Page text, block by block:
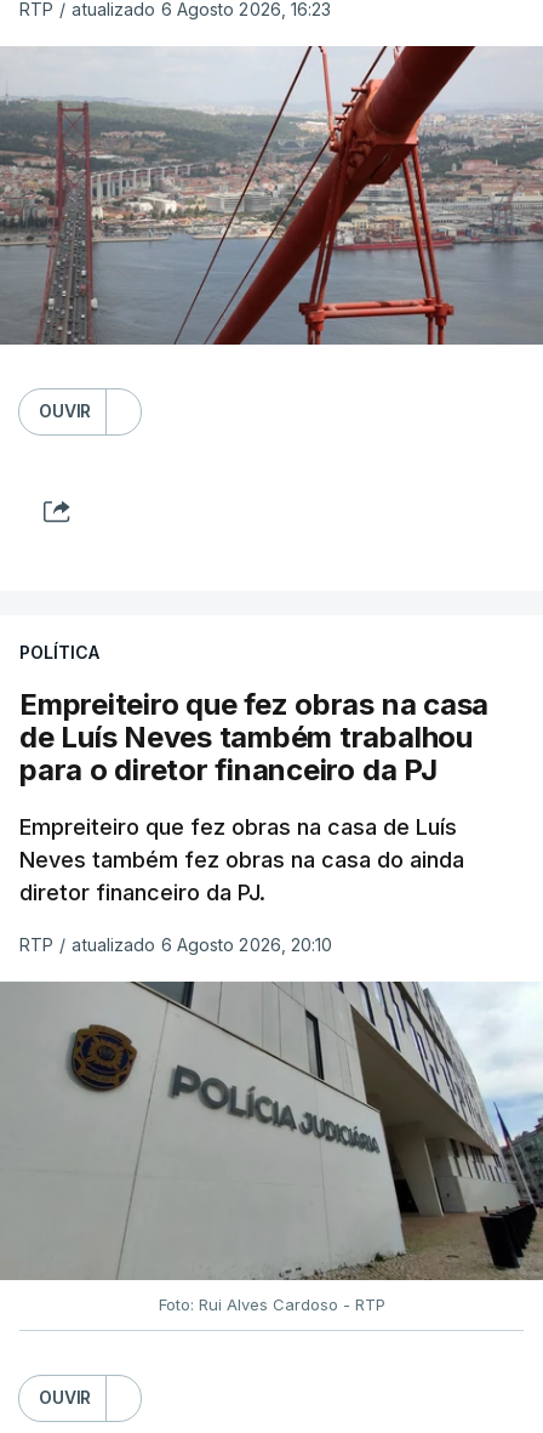
RTP / atualizado 6 Agosto 2026, 16:23
OUVIR
POLÍTICA
Empreiteiro que fez obras na casa
de Luís Neves também trabalhou
para o diretor financeiro da PJ
Empreiteiro que fez obras na casa de Luís
Neves também fez obras na casa do ainda
diretor financeiro da PJ.
RTP / atualizado 6 Agosto 2026, 20:10
Foto: Rui Alves Cardoso - RTP
OUVIR